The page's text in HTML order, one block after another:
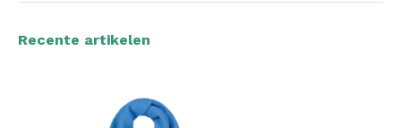
Recente artikelen